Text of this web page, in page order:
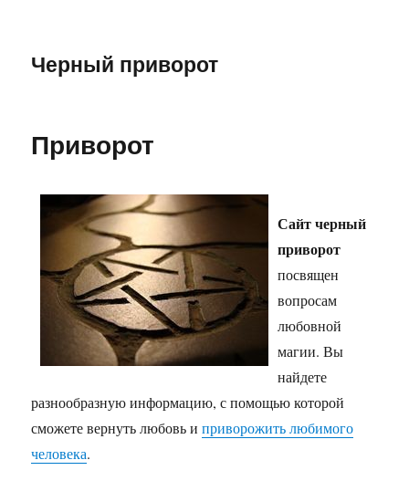
Черный приворот
Приворот
Сайт черный
приворот
посвящен
вопросам
любовной
магии. Вы
найдете
разнообразную информацию, с помощью которой
сможете вернуть любовь иприворожить любимого
человека.